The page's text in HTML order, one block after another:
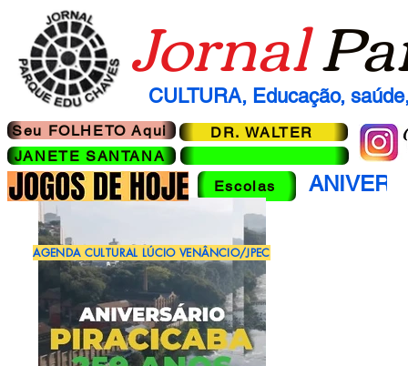
Jornal
CULTURA, Educação,
Seu FOLHETO Aqui
Escolas
AGENDA CULTURAL LÚCIO VENÂNCIO/JPEC
JANETE SANTANA
DR. WALTER